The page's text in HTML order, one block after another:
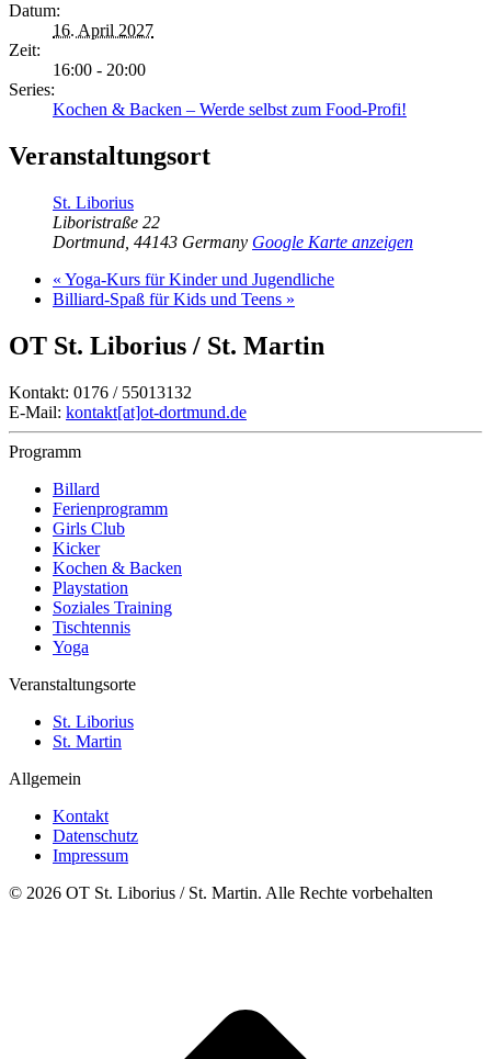
Datum:
16. April 2027
Zeit:
16:00 - 20:00
Series:
Kochen & Backen – Werde selbst zum Food-Profi!
Veranstaltungsort
St. Liborius
Liboristraße 22
Dortmund 44143 Germany Google Karte anzeigen
« Yoga-Kurs für Kinder und Jugendliche
Billiard-Spaß für Kids und Teens »
OT St. Liborius / St. Martin
Kontakt: 0176 / 55013132
E-Mail: kontakt[at]ot-dortmund.de
Programm
Billard
Ferienprogramm
Girls Club
Kicker
Kochen & Backen
Playstation
Soziales Training
Tischtennis
Yoga
Veranstaltungsorte
St. Liborius
St. Martin
Allgemein
Kontakt
Datenschutz
Impressum
© 2026 OT St. Liborius / St. Martin. Alle Rechte vorbehalten